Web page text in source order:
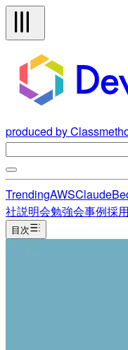
produced by
TrendingAWSClaude
社説明会勉強会事例採用
目次